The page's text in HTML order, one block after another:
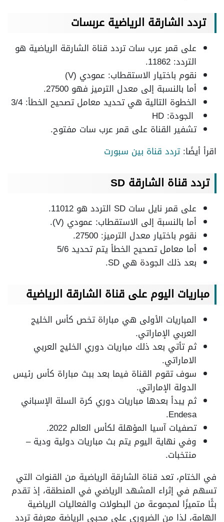
تردد الشارقة الرياضية عربسات
على قمر عرب سات تردد قناة الشارقة الرياضية هو
التردد: 11862.
نقوم باختيار الاستقطاب: عمودي (V)
أما بالنسبة إلى معدل الترميز فهو 27500.
الخطوة التالية هي تحديد معامل تصحيح الخطأ: 3/4
الجودة: HD
تشفير القناة على قمر عرب سات مفتوح.
اقرأ أيضًا:تردد قناة بين سبورت
تردد قناة الشارقة SD
على قمر نايل سات SD التردد هو 11012.
أما بالنسبة إلى الاستقطاب: عمودي (V).
نقوم باختيار معدل الترميز: 27500.
أما معامل تصحيح الخطأ يتم تحديد 5/6
بعد ذلك الجودة هي SD.
مباريات اليوم على قناة الشارقة الرياضية
المباريات الأولى هي مباراة تخص كأس الخليج
العربي الإماراتي.
ثم تأتي بعد ذلك مباريات دوري الخليج العربي
الاماراتي.
سوف تقوم القناة فيما بعد ببث مباراة كأس رئيس
الدولة الإماراتي.
ثم يبدأ بعدها مباريات دوري كرة السلة الإسباني
Endesa.
تصفيات آسيا المؤهلة لكأس العالم 2022.
وفي نهاية اليوم يتم بث مباريات دولية ودية –
منتخبات.
في الختام، تعد قناة الشارقة الرياضية من القنوات التي
تسهم في إثراء المشهد الرياضي في المنطقة، إذ تقدم
بثًا متميزًا لمجموعة من البطولات والفعاليات الرياضية
الهامة، لذا من الضروري على محبي الرياضة معرفة تردد